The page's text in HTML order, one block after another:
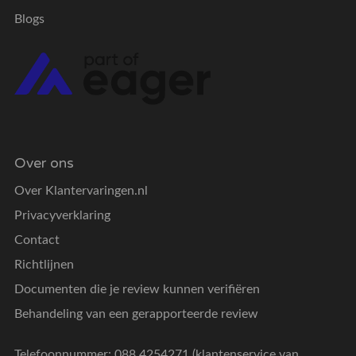
Blogs
Over ons
Over Klantervaringen.nl
Privacyverklaring
Contact
Richtlijnen
Documenten die je review kunnen verifiëren
Behandeling van een gerapporteerde review